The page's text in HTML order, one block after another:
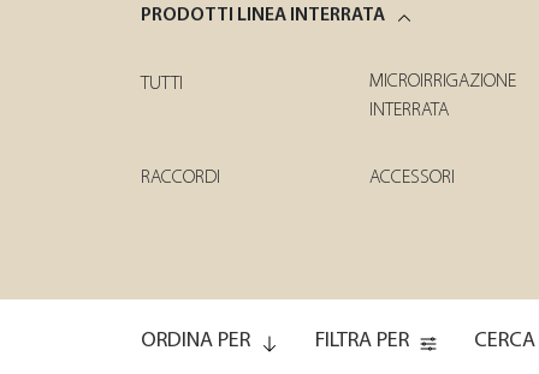
PRODOTTI LINEA INTERRATA
TUTTI
MICROIRRIGAZIONE
INTERRATA
RACCORDI ACCESSORI
ORDINA PER FILTRA PER CERCA